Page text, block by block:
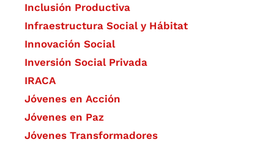
Inclusión Productiva
Infraestructura Social y Hábitat
​Innovación Social
Inversión Social Privada
IRACA
Jóvenes en Acción
Jóvenes en Paz
Jóvenes Transformadores